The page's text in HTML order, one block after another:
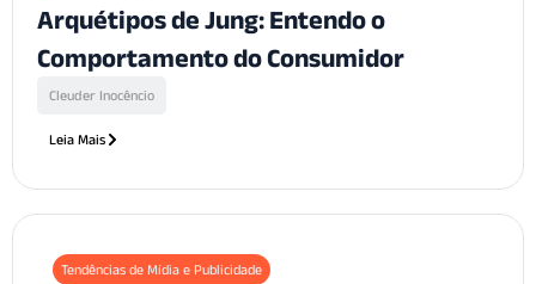
Arquétipos de Jung: Entendo o
Comportamento do Consumidor
Cleuder Inocêncio
Leia Mais
Tendências de Mídia e Publicidade